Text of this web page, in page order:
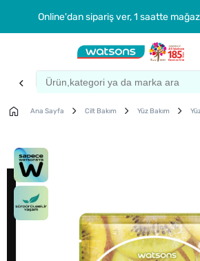
Online'dan sipariş ver, 1 saatte
Ana Sayfa Cilt Bakım Yüz Bakım